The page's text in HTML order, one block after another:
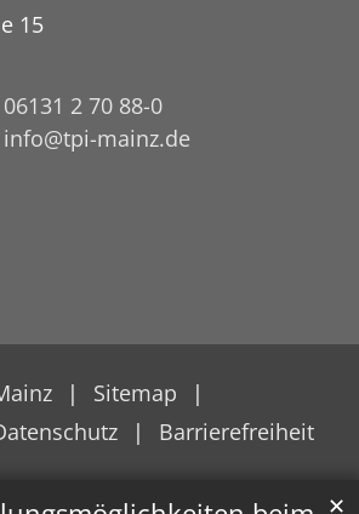
✕
15
06131 2 70 88-0
info@tpi-mainz.de
Sitemap
Barrierefreiheit